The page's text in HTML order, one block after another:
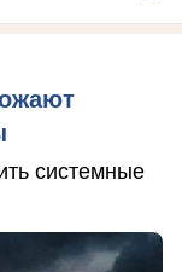
системные